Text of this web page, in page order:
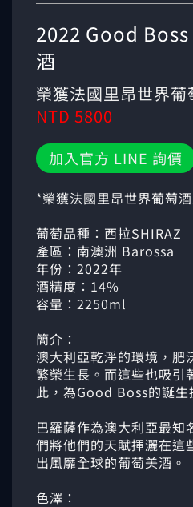
2022 Good
酒
榮獲法國里昂世界
NTD 5800
加入官方 LINE 詢價
*榮獲法國里昂世界葡萄
葡萄品種：西拉SHIRAZ
產區：南澳洲 Barossa
年份：2022年
酒精度：14%
容量：2250ml
簡介：
澳大利亞乾淨的環境，肥
繁榮生長。而這些也吸引
此，為Good Boss的誕生
巴羅薩作為澳大利亞最知
們將他們的天賦揮灑在這
出風靡全球的葡萄美酒。
色澤：